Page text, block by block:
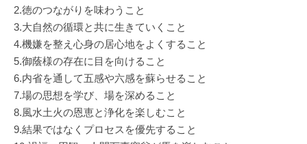
2.徳のつながりを味わうこと
3.大自然の循環と共に生きていくこと
4.機嫌を整え心身の居心地をよくすること
5.御蔭様の存在に目を向けること
6.内省を通して五感や六感を蘇らせること
7.場の思想を学び、場を深めること
8.風水土火の恩恵と浄化を楽しむこと
9.結果ではなくプロセスを優先すること